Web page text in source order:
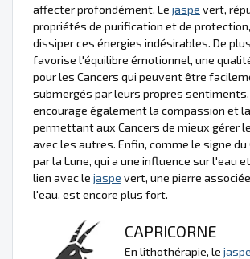
affecter profondément. Le jaspe vert,
propriétés de purification et de
dissiper ces énergies indésirables. De
favorise l'équilibre émotionnel, une
pour les Cancers qui peuvent être
submergés par leurs propres sentiments.
encourage également la compassion et
permettant aux Cancers de mieux gérer
avec les autres. Enfin, comme le signe du
par la Lune, qui a une influence sur l'eau
lien avec le jaspe vert, une pierre
l'eau, est encore plus fort.
CAPRICORNE
En lithothérapie, le jaspe